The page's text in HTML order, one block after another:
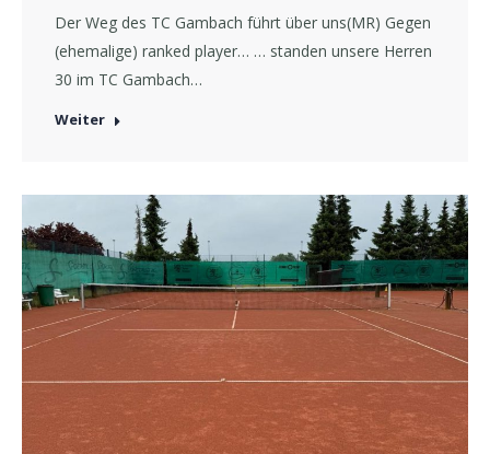
Der Weg des TC Gambach führt über uns(MR) Gegen
(ehemalige) ranked player… … standen unsere Herren
30 im TC Gambach…
Weiter